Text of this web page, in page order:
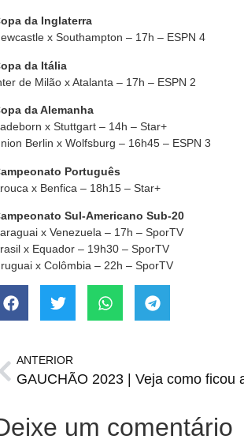
da Inglaterra
x Southampton – 17h – ESPN 4
da Itália
de Milão x Atalanta – 17h – ESPN 2
da Alemanha
x Stuttgart – 14h – Star+
Berlin x Wolfsburg – 16h45 – ESPN 3
Português
x Benfica – 18h15 – Star+
Sul-Americano Sub-20
x Venezuela – 17h – SporTV
x Equador – 19h30 – SporTV
x Colômbia – 22h – SporTV
ANTERIOR
um comentário